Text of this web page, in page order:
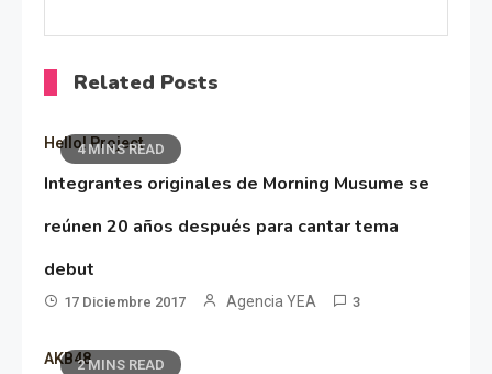
Related Posts
4 MINS READ
Hello! Project
Integrantes originales de Morning Musume se
reúnen 20 años después para cantar tema
debut
17 Diciembre 2017 Agencia YEA 3
2 MINS READ
AKB48